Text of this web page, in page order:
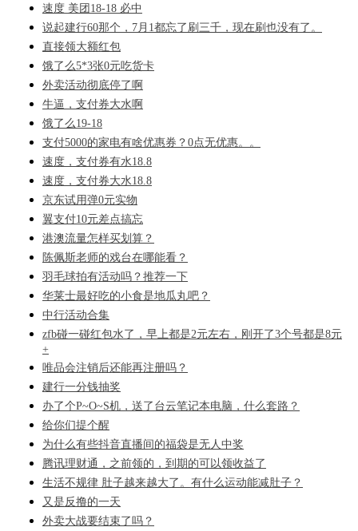
速度 美团18-18 必中
说起建行60那个，7月1都忘了刷三千，现在刷也没有了。
直接领大额红包
饿了么5*3张0元吃货卡
外卖活动彻底停了啊
牛逼，支付券大水啊
饿了么19-18
支付5000的家电有啥优惠券？0点无优惠。。
速度，支付券有水18.8
速度，支付券大水18.8
京东试用弹0元实物
翼支付10元差点搞忘
港澳流量怎样买划算？
陈佩斯老师的戏台在哪能看？
羽毛球拍有活动吗？推荐一下
华莱士最好吃的小食是地瓜丸吧？
中行活动合集
zfb碰一碰红包水了，早上都是2元左右，刚开了3个号都是8元
+
唯品会注销后还能再注册吗？
建行一分钱抽奖
办了个P~O~S机，送了台云笔记本电脑，什么套路？
给你们提个醒
为什么有些抖音直播间的福袋是无人中奖
腾讯理财通，之前领的，到期的可以领收益了
生活不规律 肚子越来越大了。有什么运动能减肚子？
又是反撸的一天
外卖大战要结束了吗？